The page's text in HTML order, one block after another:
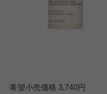
希望小売価格 3,740円